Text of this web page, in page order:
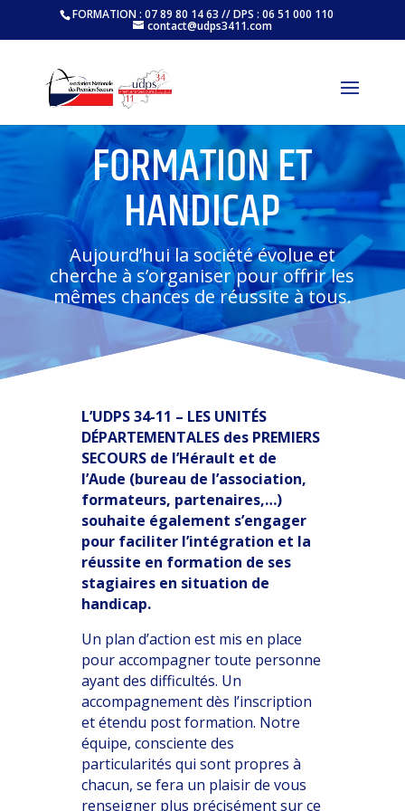
FORMATION : 07 89 80 14 63 // DPS : 06 51 000 110
contact@udps3411.com
FORMATION ET
HANDICAP
Aujourd’hui la société évolue et
cherche à s’organiser pour offrir les
mêmes chances de réussite à tous.
L’UDPS 34-11 – LES UNITÉS
DÉPARTEMENTALES des PREMIERS
SECOURS de l’Hérault et de
l’Aude (bureau de l’association,
formateurs, partenaires,…)
souhaite également s’engager
pour faciliter l’intégration et la
réussite en formation de ses
stagiaires en situation de
handicap.
Un plan d’action est mis en place
pour accompagner toute personne
ayant des difficultés. Un
accompagnement dès l’inscription
et étendu post formation. Notre
équipe, consciente des
particularités qui sont propres à
chacun, se fera un plaisir de vous
renseigner plus précisément sur ce